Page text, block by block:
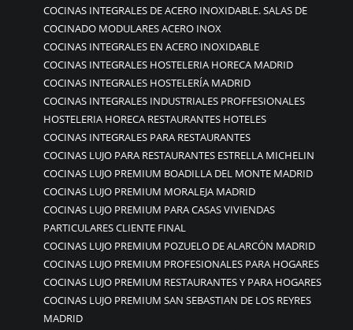
COCINAS INTEGRALES DE ACERO INOXIDABLE. SALAS DE
COCINADO MODULARES ACERO INOX
COCINAS INTEGRALES EN ACERO INOXIDABLE
COCINAS INTEGRALES HOSTELERIA HORECA MADRID
COCINAS INTEGRALES HOSTELERÍA MADRID
COCINAS INTEGRALES INDUSTRIALES PROFFESIONALES
HOSTELERIA HORECA RESTAURANTES HOTELES
COCINAS INTEGRALES PARA RESTAURANTES
COCINAS LUJO PARA RESTAURANTES ESTRELLA MICHELIN
COCINAS LUJO PREMIUM BOADILLA DEL MONTE MADRID
COCINAS LUJO PREMIUM MORALEJA MADRID
COCINAS LUJO PREMIUM PARA CASAS VIVIENDAS
PARTICULARES CLIENTE FINAL
COCINAS LUJO PREMIUM POZUELO DE ALARCÓN MADRID
COCINAS LUJO PREMIUM PROFESIONALES PARA HOGARES
COCINAS LUJO PREMIUM RESTAURANTES Y PARA HOGARES
COCINAS LUJO PREMIUM SAN SEBASTIAN DE LOS REYRES
MADRID